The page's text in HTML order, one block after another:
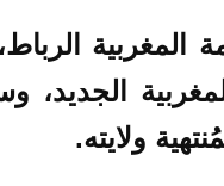
المغربية
الجديد،
ولايته.